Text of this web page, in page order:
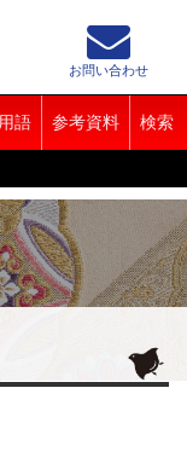
語 参考資料 検索
お問い合わせ